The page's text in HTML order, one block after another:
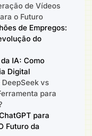
de Vídeos
o Futuro
de Empregos:
do
IA: Como
Digital
vs
para
para
Futuro da